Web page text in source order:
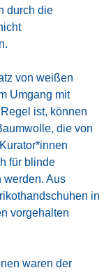
durch die
von weißen
Umgang mit
ist, können
die von
für blinde
werden. Aus
in
vorgehalten
waren der